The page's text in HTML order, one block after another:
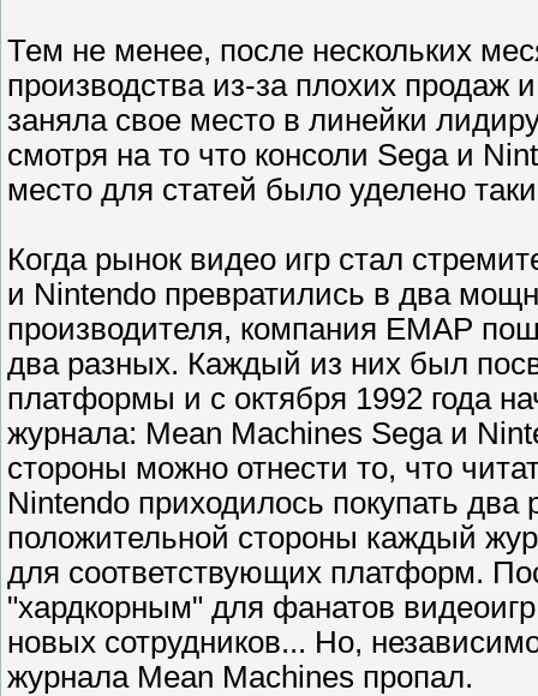
Тем не менее, после нескольких
производства из-за плохих продаж
заняла свое место в линейки
смотря на то что консоли Sega и
место для статей было уделено
Когда рынок видео игр стал
и Nintendo превратились в два
производителя, компания EMAP
два разных. Каждый из них был
платформы и с октября 1992 года
журнала: Mean Machines Sega и
стороны можно отнести то, что
Nintendo приходилось покупать
положительной стороны каждый
для соответствующих платформ.
"хардкорным" для фанатов
новых сотрудников... Но,
журнала Mean Machines пропал.